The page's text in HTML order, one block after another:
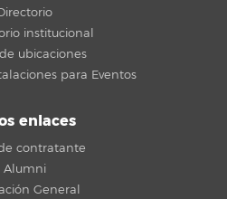
institucional
ubicaciones
para Eventos
enlaces
contratante
Alumni
General